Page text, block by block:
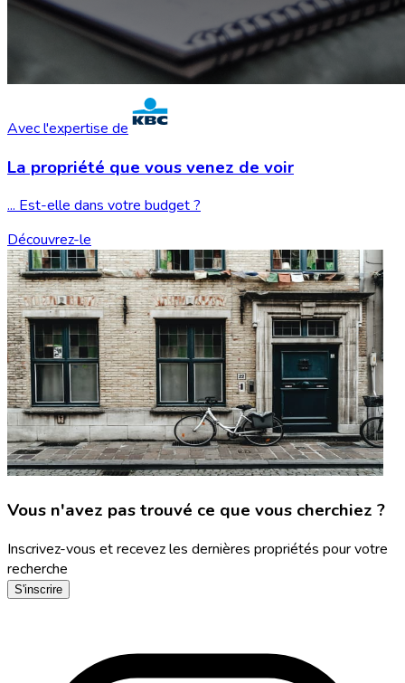
Avec l'expertise de
La propriété que vousvenez de voir
... Est-elle dans votre budget ?
Découvrez-le
Vous n'avez pas trouvé ce que vous cherchiez ?
Inscrivez-vous et recevez les dernières propriétés pour votre
recherche
S'inscrire